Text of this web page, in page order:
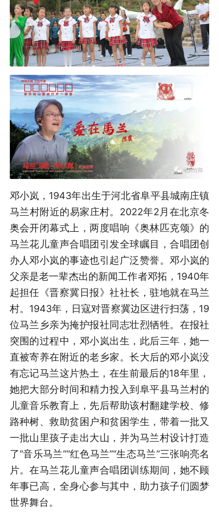
邓小岚，1943年出生于河北省阜平县城南庄镇
马兰村附近的易家庄村。2022年2月在北京冬
奥会开闭幕式上，两度唱响《奥林匹克颂》的
马兰花儿童声合唱团引发全球瞩目，合唱团创
办人邓小岚的事迹也引起广泛赞誉。邓小岚的
父亲是老一辈杰出的新闻工作者邓拓，1940年
起担任《晋察冀日报》社社长，驻地就在马兰
村。1943年，日寇对晋察冀边区进行扫荡，19
位马兰乡亲为掩护报社同志壮烈牺牲。在报社
突围的过程中，邓小岚出生，此后三年，她一
直被寄养在附近的老乡家。长大后的邓小岚没
有忘记马兰这片热土，在生前最后的18年里，
她把大部分时间和精力投入到阜平县马兰村的
儿童音乐教育上，先后帮助该村翻建学校、修
路种树、救助贫困户和贫困学生，带着一批又
一批山里孩子走出大山，并为马兰村设计打造
了“音乐马兰”“红色马兰”“生态马兰”三张响亮名
片。在马兰花儿童声合唱团训练期间，她不顾
年事已高，全身心参与其中，助力孩子们圆梦
世界舞台。